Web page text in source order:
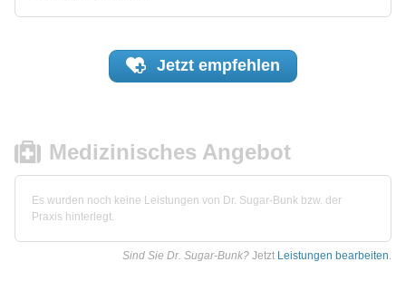
Jetzt empfehlen
Medizinisches Angebot
Es wurden noch keine Leistungen von Dr. Sugar-Bunk bzw. der
Praxis hinterlegt.
Sind Sie Dr. Sugar-Bunk? Jetzt Leistungen bearbeiten.